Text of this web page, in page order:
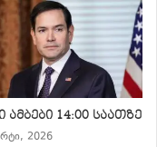
ამბები 14:00 საათზე
2026